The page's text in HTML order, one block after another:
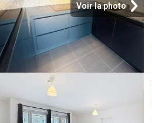
Voir la photo